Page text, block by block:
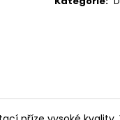
HIMALAYA DOLPHIN